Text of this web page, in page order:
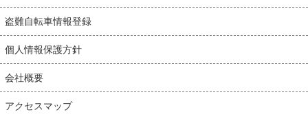
盗難自転車情報登録
個人情報保護方針
会社概要
アクセスマップ